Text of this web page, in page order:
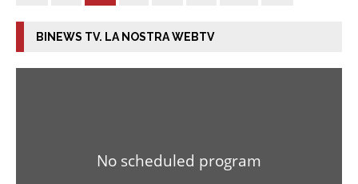
BINEWS TV. LA NOSTRA WEBTV